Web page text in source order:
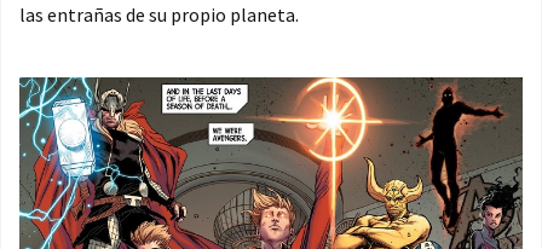
las entrañas de su propio planeta.